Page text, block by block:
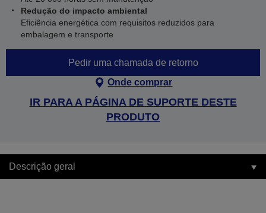
Redução do impacto ambiental
Eficiência energética com requisitos reduzidos para
embalagem e transporte
Pedir uma chamada de retorno
Onde comprar
IR PARA A PÁGINA DE SUPORTE DESTE
PRODUTO
Descrição geral